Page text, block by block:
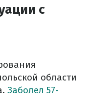
с
области
Заболел 57-